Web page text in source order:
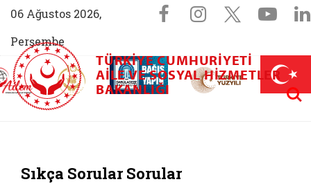
06 Ağustos 2026,
Perşembe
Sosyal
Facebook
Instagram
X
Aile (yeni sekmede açılır)
AİLEM İletişim Merkezi (yeni sekmede açılır)
Aile ve Nüfus On Yılı (yeni sekmede açılır)
Darülaceze bağış sayfası (yeni
TÜRKIYE CUMHURIYETI
AILE VE SOSYAL HIZMETLER
BAKANLIĞI
Sıkça Sorular Sorular